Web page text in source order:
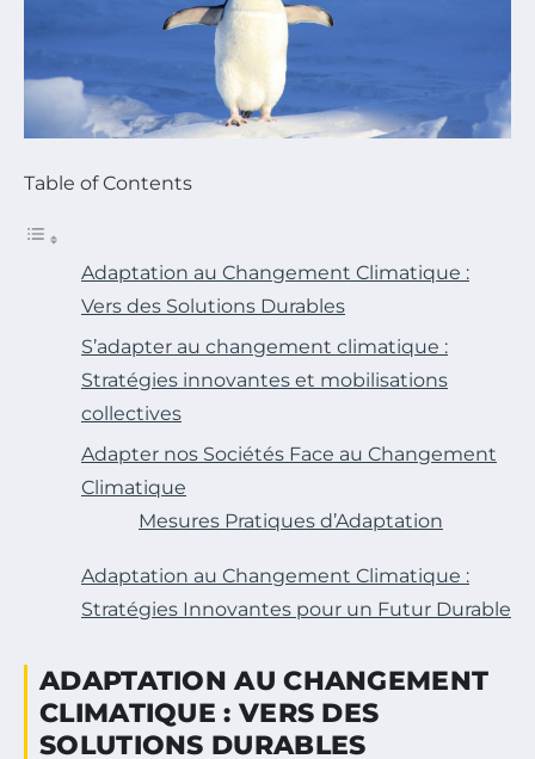
Table of Contents
Adaptation au Changement Climatique :
Vers des Solutions Durables
S’adapter au changement climatique :
Stratégies innovantes et mobilisations
collectives
Adapter nos Sociétés Face au Changement
Climatique
Mesures Pratiques d’Adaptation
Adaptation au Changement Climatique :
Stratégies Innovantes pour un Futur Durable
ADAPTATION AU CHANGEMENT
CLIMATIQUE : VERS DES
SOLUTIONS DURABLES